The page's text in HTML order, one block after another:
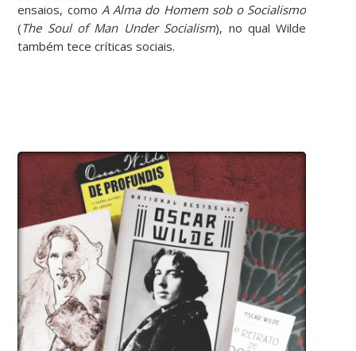
ensaios, como A Alma do Homem sob o Socialismo
(The Soul of Man Under Socialism), no qual Wilde
também tece críticas sociais.